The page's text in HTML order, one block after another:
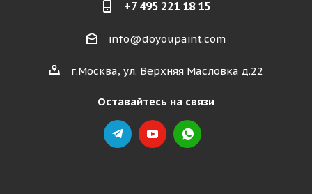
+7 495 221 18 15
info@doyoupaint.com
г.Москва, ул. Верхняя Масловка д.22
Оставайтесь на связи